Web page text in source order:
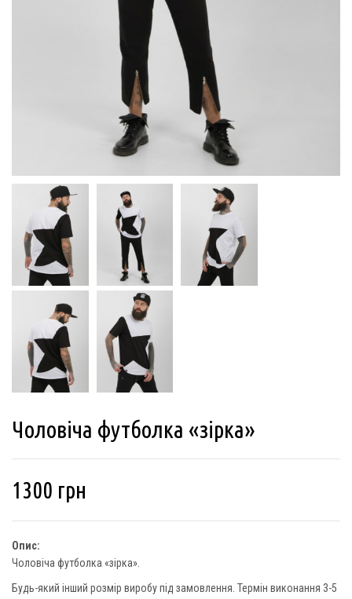
Чоловіча футболка «зірка»
1300 грн
Опис:
Чоловіча футболка «зірка».
Будь-який інший розмір виробу під замовлення. Термін виконання 3-5